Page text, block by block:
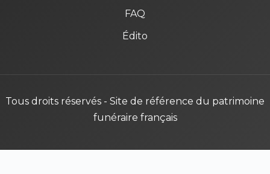
FAQ
Édito
Tous droits réservés - Site de référence du patrimoine
funéraire français